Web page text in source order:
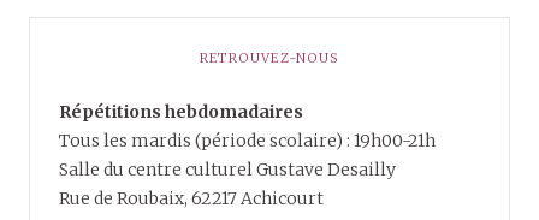
RETROUVEZ-NOUS
Répétitions hebdomadaires
Tous les mardis (période scolaire) : 19h00-21h
Salle du centre culturel Gustave Desailly
Rue de Roubaix, 62217 Achicourt